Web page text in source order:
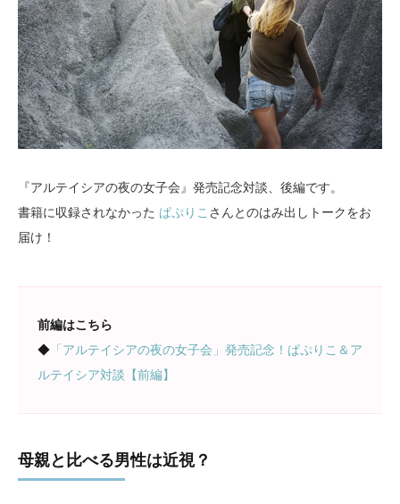
『アルテイシアの夜の女子会』発売記念対談、後編です。
書籍に収録されなかった ぱぷりこ さんとのはみ出しトークをお
届け！
前編はこちら
◆「アルテイシアの夜の女子会」発売記念！ぱぷりこ＆ア
ルテイシア対談【前編】
母親と比べる男性は近視？